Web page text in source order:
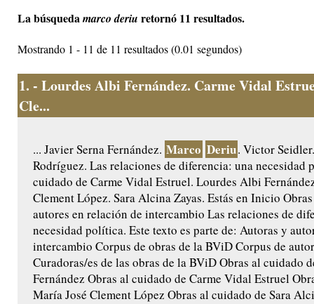
La búsquedamarco deriu retornó 11 resultados.
Mostrando 1 - 11 de 11 resultados (0.01 segundos)
1. - Lourdes Albi Fernández. Carme Vidal
Cle...
... Javier Serna Fernández. Marco Deriu. Victor
Rodríguez. Las relaciones de diferencia: una necesidad
cuidado de Carme Vidal Estruel. Lourdes Albi
Clement López. Sara Alcina Zayas. Estás en Inicio
autores en relación de intercambio Las relaciones de
necesidad política. Este texto es parte de: Autoras y
intercambio Corpus de obras de la BViD Corpus de
Curadoras/es de las obras de la BViD Obras al cuidado
Fernández Obras al cuidado de Carme Vidal Estruel
María José Clement López Obras al cuidado de Sara